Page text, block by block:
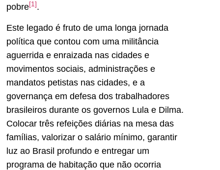
pobre[1] .
Este legado é fruto de uma longa jornada
política que contou com uma militância
aguerrida e enraizada nas cidades e
movimentos sociais, administrações e
mandatos petistas nas cidades, e a
governança em defesa dos trabalhadores
brasileiros durante os governos Lula e Dilma.
Colocar três refeições diárias na mesa das
famílias, valorizar o salário mínimo, garantir
luz ao Brasil profundo e entregar um
programa de habitação que não ocorria